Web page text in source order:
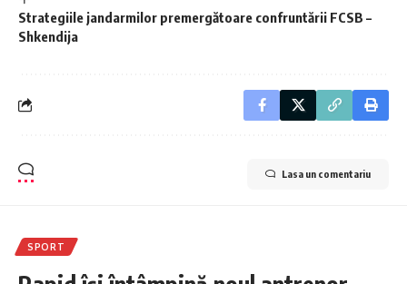
Strategiile jandarmilor premergătoare confruntării FCSB –
Shkendija
Lasa un comentariu
SPORT